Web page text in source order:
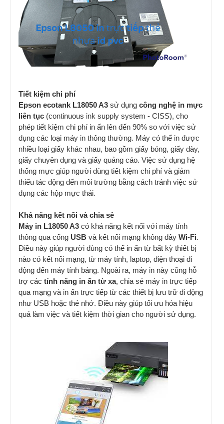
Tiết kiệm chi phí
Epson ecotank L18050 A3 sử dụng công nghệ in mực
liên tục (continuous ink supply system - CISS), cho
phép tiết kiệm chi phí in ấn lên đến 90% so với việc sử
dụng các loại máy in thông thường. Máy có thể in được
nhiều loại giấy khác nhau, bao gồm giấy bóng, giấy dày,
giấy chuyên dụng và giấy quảng cáo. Việc sử dụng hệ
thống mực giúp người dùng tiết kiệm chi phí và giảm
thiểu tác động đến môi trường bằng cách tránh việc sử
dụng các hộp mực thải.
Khả năng kết nối và chia sẻ
Máy in L18050 A3 có khả năng kết nối với máy tính
thông qua cổng USB và kết nối mạng không dây Wi-Fi.
Điều này giúp người dùng có thể in ấn từ bất kỳ thiết bị
nào có kết nối mạng, từ máy tính, laptop, điện thoại di
động đến máy tính bảng. Ngoài ra, máy in này cũng hỗ
trợ các tính năng in ấn từ xa, chia sẻ máy in trực tiếp
qua mạng và in ấn trực tiếp từ các thiết bị lưu trữ di động
như USB hoặc thẻ nhớ. Điều này giúp tối ưu hóa hiệu
quả làm việc và tiết kiệm thời gian cho người sử dụng.